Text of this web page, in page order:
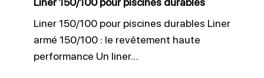
Liner 150/100 pour piscines durables Liner
armé 150/100 : le revêtement haute
performance Un liner…